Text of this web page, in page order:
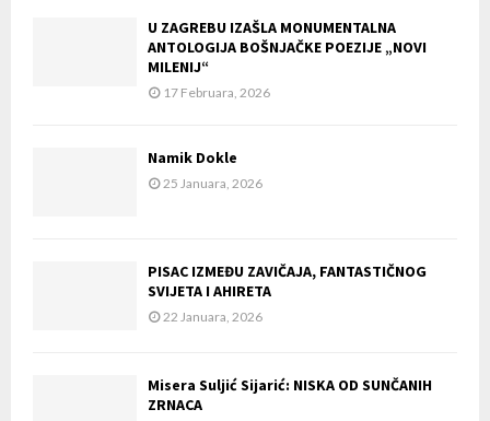
U ZAGREBU IZAŠLA MONUMENTALNA
ANTOLOGIJA BOŠNJAČKE POEZIJE „NOVI
MILENIJ“
17 Februara, 2026
Namik Dokle
25 Januara, 2026
PISAC IZMEĐU ZAVIČAJA, FANTASTIČNOG
SVIJETA I AHIRETA
22 Januara, 2026
Misera Suljić Sijarić: NISKA OD SUNČANIH
ZRNACA